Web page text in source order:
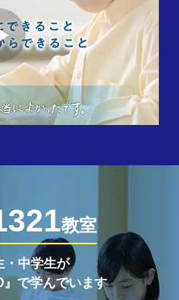
教室
・中学生が
で学んでいます